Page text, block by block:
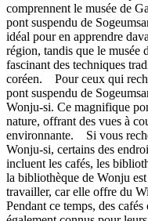
comprennent le musée de
pont suspendu de
idéal pour en apprendre
région, tandis que le
fascinant des techniques
coréen. Pour ceux qui
pont suspendu de
Wonju-si. Ce magnifique
nature, offrant des vues à
environnante. Si vous
Wonju-si, certains des
incluent les cafés, les
la bibliothèque de Wonju
travailler, car elle offre du
Pendant ce temps, des